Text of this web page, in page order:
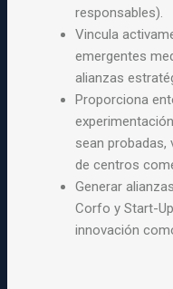
responsables).
Vincula
emergentes
alianzas
Proporciona
sean probadas,
de centros
Generar
Corfo y Start-
innovación